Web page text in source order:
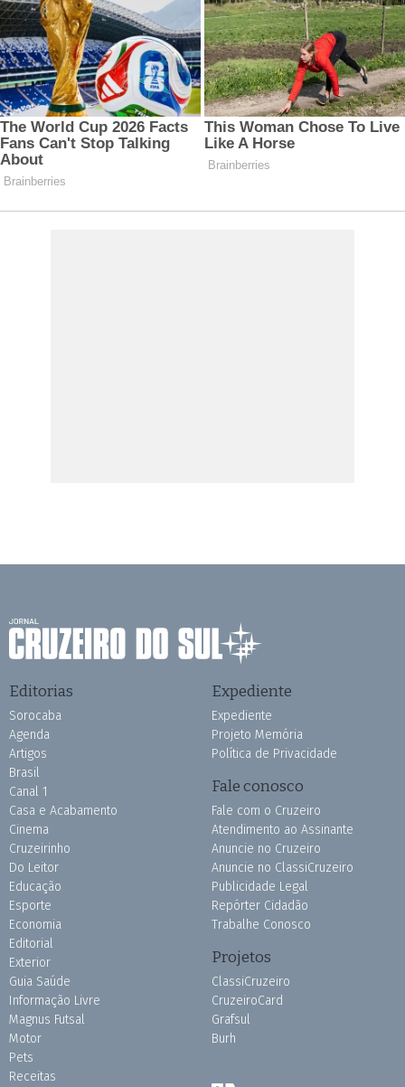
Editorias
Sorocaba
Agenda
Artigos
Brasil
Canal 1
Casa e Acabamento
Cinema
Cruzeirinho
Do Leitor
Educação
Esporte
Economia
Editorial
Exterior
Guia Saúde
Informação Livre
Magnus Futsal
Motor
Pets
Receitas
Expediente
Expediente
Projeto Memória
Política de Privacidade
Fale conosco
Fale com o Cruzeiro
Atendimento ao Assinante
Anuncie no Cruzeiro
Anuncie no ClassiCruzeiro
Publicidade Legal
Repórter Cidadão
Trabalhe Conosco
Projetos
ClassiCruzeiro
CruzeiroCard
Grafsul
Burh